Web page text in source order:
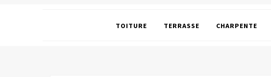
TOITURE TERRASSE CHARPENTE